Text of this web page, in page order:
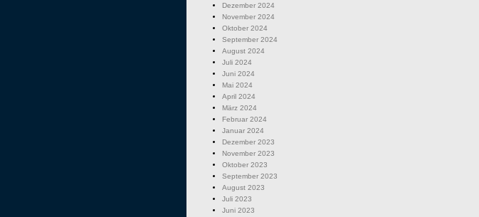
Dezember 2024
November 2024
Oktober 2024
September 2024
August 2024
Juli 2024
Juni 2024
Mai 2024
April 2024
März 2024
Februar 2024
Januar 2024
Dezember 2023
November 2023
Oktober 2023
September 2023
August 2023
Juli 2023
Juni 2023